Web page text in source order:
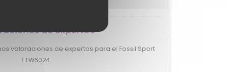
de expertos
valoraciones de expertos para el Fossil Sport
FTW6024.